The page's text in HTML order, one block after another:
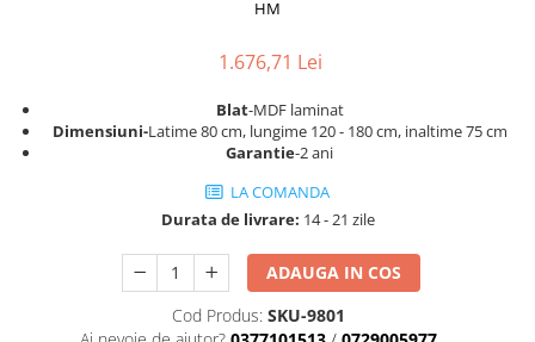
Saltele cu spuma poliuretanica
Saltele Latex
Saltele Memory
Saltele 140x200
Mobilier birou
Scaune ergonomice
Scaune pentru birou
Scaune pentru vizitatori
Scaune manager
HM
1.676,71 Lei
Blat-MDF laminat
Dimensiuni-Latime 80 cm, lungime 120 - 180 cm, inaltime 75 cm
Garantie-2 ani
LA COMANDA
Durata de livrare: 14 - 21 zile
ADAUGA IN COS
Cod Produs: SKU-9801